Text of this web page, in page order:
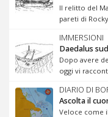
Il relitto del
pareti di
IMMERSIONI
Daedalus sud
Dopo avere
oggi vi
DIARIO DI
Ascolta il
Veloce come